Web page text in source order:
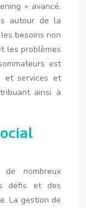
» avancé,
autour de la
besoins non
les problèmes
est
et services et
ainsi à
nombreux
défis et des
La gestion de